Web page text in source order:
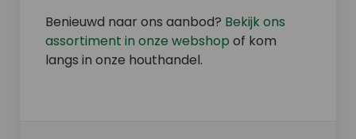
Benieuwd naar ons aanbod? Bekijk ons
assortiment in onze webshop of kom
langs in onze houthandel.